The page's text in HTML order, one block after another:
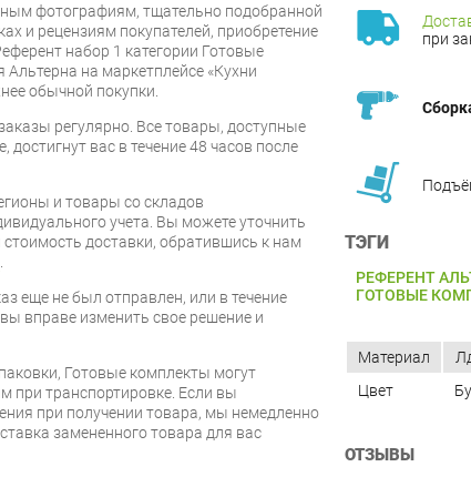
при
ТЭГИ
РЕФЕРЕНТ
ГОТОВЫЕ
фотографиям, тщательно подобранной
и рецензиям покупателей, приобретение
набор 1 категории Готовые
на маркетплейсе «Кухни
обычной покупки.
регулярно. Все товары, доступные
достигнут вас в течение 48 часов после
и товары со складов
учета. Вы можете уточнить
стоимость доставки, обратившись к нам
еще не был отправлен, или в течение
вправе изменить свое решение и
Готовые комплекты могут
при транспортировке. Если вы
при получении товара, мы немедленно
замененного товара для вас
Материал
Цвет
ОТЗЫВЫ